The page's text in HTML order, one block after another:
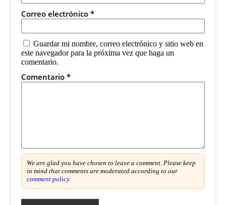
Correo electrónico*
Guardar mi nombre, correo electrónico y sitio web en
este navegador para la próxima vez que haga un
comentario.
Comentario*
We are glad you have chosen to leave a comment. Please keep
in mind that comments are moderated according to our
comment policy.